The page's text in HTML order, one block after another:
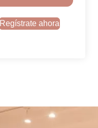
Regístrate ahora